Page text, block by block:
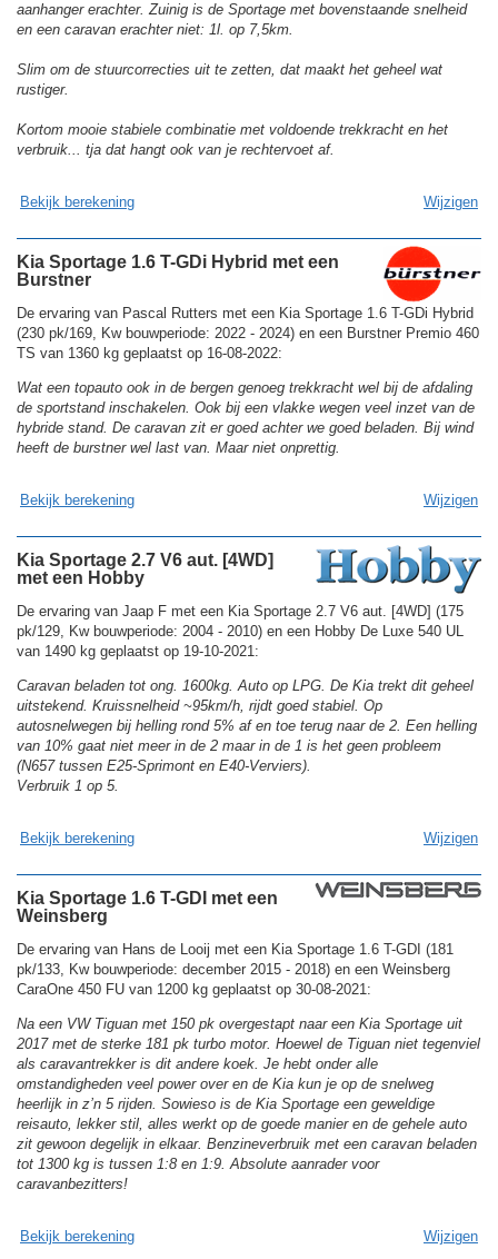
aanhanger erachter. Zuinig is de Sportage met bovenstaande snelheid
en een caravan erachter niet: 1l. op 7,5km.
Slim om de stuurcorrecties uit te zetten, dat maakt het geheel wat
rustiger.
Kortom mooie stabiele combinatie met voldoende trekkracht en het
verbruik... tja dat hangt ook van je rechtervoet af.
Bekijk berekening Wijzigen
Kia Sportage 1.6 T-GDi Hybrid met een
Burstner
De ervaring van Pascal Rutters met een Kia Sportage 1.6 T-GDi Hybrid
(230 pk/169, Kw bouwperiode: 2022 - 2024) en een Burstner Premio 460
TS van 1360 kg geplaatst op 16-08-2022:
Wat een topauto ook in de bergen genoeg trekkracht wel bij de afdaling
de sportstand inschakelen. Ook bij een vlakke wegen veel inzet van de
hybride stand. De caravan zit er goed achter we goed beladen. Bij wind
heeft de burstner wel last van. Maar niet onprettig.
Bekijk berekening Wijzigen
Kia Sportage 2.7 V6 aut. [4WD]
met een Hobby
De ervaring van Jaap F met een Kia Sportage 2.7 V6 aut. [4WD] (175
pk/129, Kw bouwperiode: 2004 - 2010) en een Hobby De Luxe 540 UL
van 1490 kg geplaatst op 19-10-2021:
Caravan beladen tot ong. 1600kg. Auto op LPG. De Kia trekt dit geheel
uitstekend. Kruissnelheid ~95km/h, rijdt goed stabiel. Op
autosnelwegen bij helling rond 5% af en toe terug naar de 2. Een helling
van 10% gaat niet meer in de 2 maar in de 1 is het geen probleem
(N657 tussen E25-Sprimont en E40-Verviers).
Verbruik 1 op 5.
Bekijk berekening Wijzigen
Kia Sportage 1.6 T-GDI met een
Weinsberg
De ervaring van Hans de Looij met een Kia Sportage 1.6 T-GDI (181
pk/133, Kw bouwperiode: december 2015 - 2018) en een Weinsberg
CaraOne 450 FU van 1200 kg geplaatst op 30-08-2021:
Na een VW Tiguan met 150 pk overgestapt naar een Kia Sportage uit
2017 met de sterke 181 pk turbo motor. Hoewel de Tiguan niet tegenviel
als caravantrekker is dit andere koek. Je hebt onder alle
omstandigheden veel power over en de Kia kun je op de snelweg
heerlijk in z’n 5 rijden. Sowieso is de Kia Sportage een geweldige
reisauto, lekker stil, alles werkt op de goede manier en de gehele auto
zit gewoon degelijk in elkaar. Benzineverbruik met een caravan beladen
tot 1300 kg is tussen 1:8 en 1:9. Absolute aanrader voor
caravanbezitters!
Bekijk berekening Wijzigen